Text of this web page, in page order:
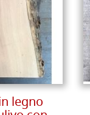
legno